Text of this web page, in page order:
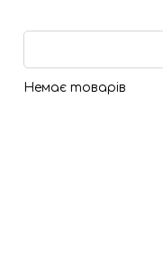
Немає товарів